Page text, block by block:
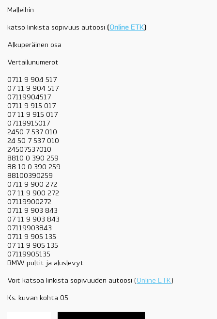
Malleihin
katso linkistä sopivuus autoosi (Online ETK)
Alkuperäinen osa
Vertailunumerot
0711 9 904 517
07 11 9 904 517
07119904517
0711 9 915 017
07 11 9 915 017
07119915017
2450 7 537 010
24 50 7 537 010
24507537010
8810 0 390 259
88 10 0 390 259
88100390259
0711 9 900 272
07 11 9 900 272
07119900272
0711 9 903 843
07 11 9 903 843
07119903843
0711 9 905 135
07 11 9 905 135
07119905135
BMW pultit ja aluslevyt
Voit katsoa linkistä sopivuuden autoosi ( Online ETK )
Ks. kuvan kohta 05